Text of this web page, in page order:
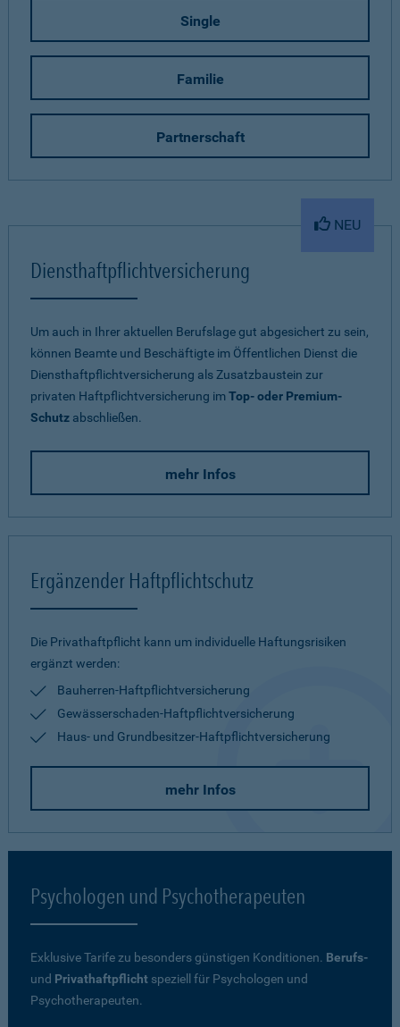
Single
Familie
Partnerschaft
NEU
Diensthaftpflichtversicherung
Um auch in Ihrer aktuellen Berufslage gut abgesichert zu sein,
können Beamte und Beschäftigte im Öffentlichen Dienst die
Diensthaftpflichtversicherung als Zusatzbaustein zur
privaten Haftpflichtversicherung imTop- oder Premium-
Schutz abschließen.
mehr Infos
Ergänzender Haftpflichtschutz
Die Privathaftpflicht kann um individuelle Haftungsrisiken
ergänzt werden:
Bauherren-Haftpflichtversicherung
Gewässerschaden-Haftpflichtversicherung
Haus- und Grundbesitzer-Haftpflichtversicherung
mehr Infos
Psychologen und Psychotherapeuten
Exklusive Tarife zu besonders günstigen Konditionen. Berufs-
und Privathaftpflicht speziell für Psychologen und
Psychotherapeuten.